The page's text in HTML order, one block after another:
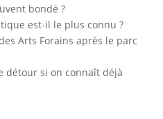
bondé ?
est-il le plus connu ?
Arts Forains après le parc
détour si on connaît déjà